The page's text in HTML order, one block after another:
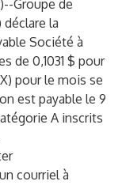
)--Groupe de
la
Société à
de 0,1031 $ pour
) pour le mois se
est payable le 9
A inscrits
courriel à